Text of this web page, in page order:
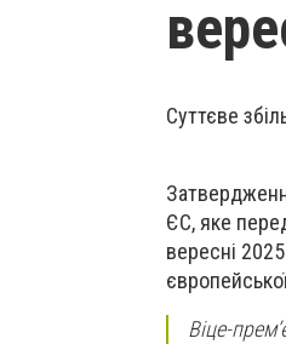
Суттєве
ЄС, яке
вересні
Віце-